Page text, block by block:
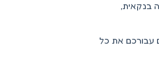
בנקאית,
עבורכם את כל